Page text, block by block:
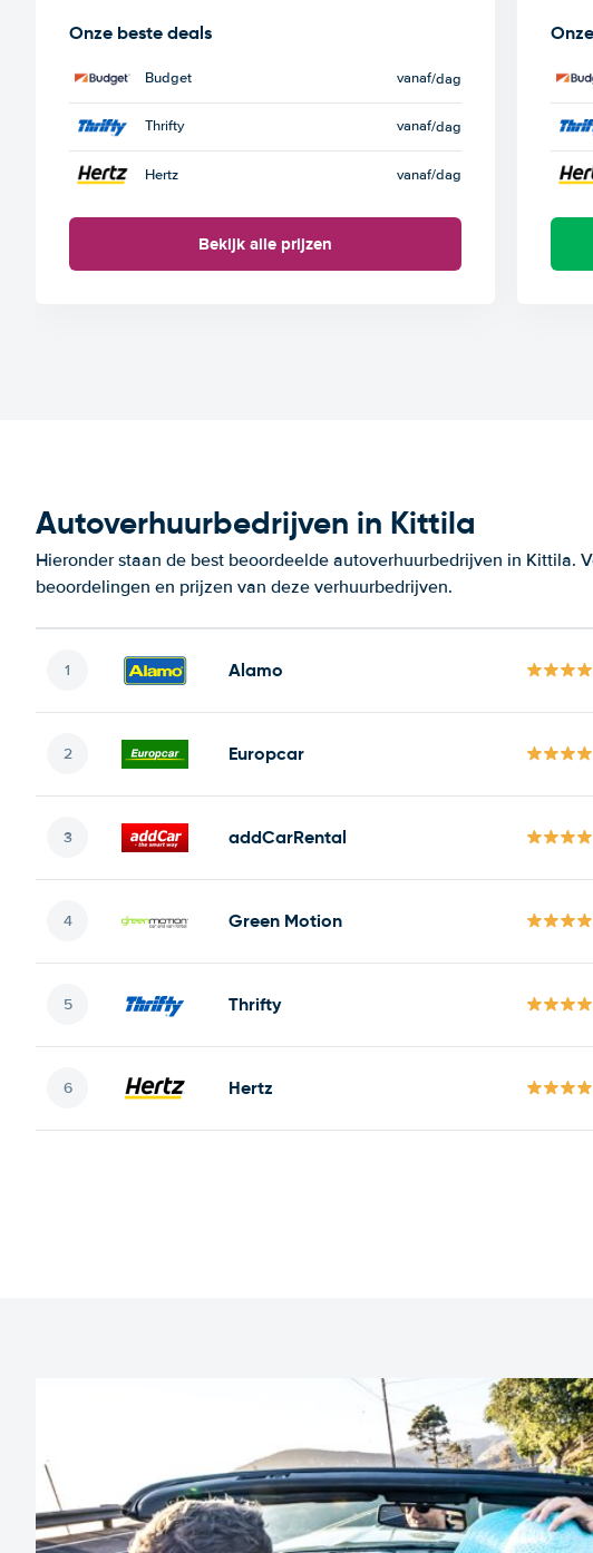
Onze beste deals
Budget vanaf/dag
Thrifty vanaf/dag
Hertz vanaf/dag
Bekijk alle prijzen
Autoverhuurbedrijven in Kittila
Hieronder staan de best beoordeelde autoverhuurbedrijven in Kittila.
beoordelingen en prijzen van deze verhuurbedrijven.
Alamo
Europcar
addCarRental
Green Motion
Thrifty
Hertz